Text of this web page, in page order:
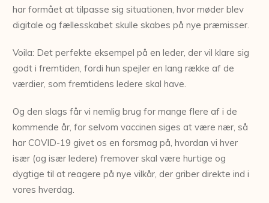
har formået at tilpasse sig situationen, hvor møder blev
digitale og fællesskabet skulle skabes på nye præmisser.
Voila: Det perfekte eksempel på en leder, der vil klare sig
godt i fremtiden, fordi hun spejler en lang række af de
værdier, som fremtidens ledere skal have.
Og den slags får vi nemlig brug for mange flere af i de
kommende år, for selvom vaccinen siges at være nær, så
har COVID-19 givet os en forsmag på, hvordan vi hver
især (og især ledere) fremover skal være hurtige og
dygtige til at reagere på nye vilkår, der griber direkte ind i
vores hverdag.